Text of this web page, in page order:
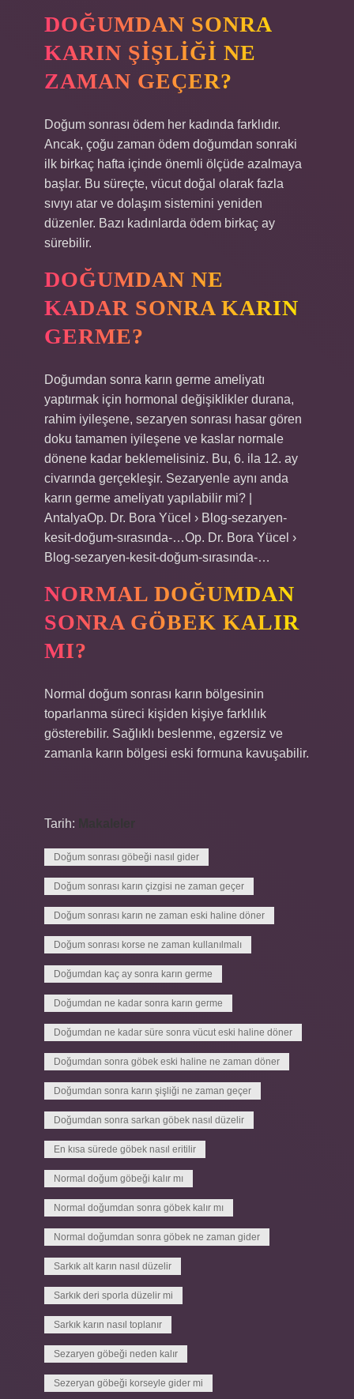
DOĞUMDAN SONRA
KARIN ŞIŞLIĞI NE
ZAMAN GEÇER?
Doğum sonrası ödem her kadında farklıdır.
Ancak, çoğu zaman ödem doğumdan sonraki
ilk birkaç hafta içinde önemli ölçüde azalmaya
başlar. Bu süreçte, vücut doğal olarak fazla
sıvıyı atar ve dolaşım sistemini yeniden
düzenler. Bazı kadınlarda ödem birkaç ay
sürebilir.
DOĞUMDAN NE
KADAR SONRA KARIN
GERME?
Doğumdan sonra karın germe ameliyatı
yaptırmak için hormonal değişiklikler durana,
rahim iyileşene, sezaryen sonrası hasar gören
doku tamamen iyileşene ve kaslar normale
dönene kadar beklemelisiniz. Bu, 6. ila 12. ay
civarında gerçekleşir. Sezaryenle aynı anda
karın germe ameliyatı yapılabilir mi? |
AntalyaOp. Dr. Bora Yücel › Blog-sezaryen-
kesit-doğum-sırasında-…Op. Dr. Bora Yücel ›
Blog-sezaryen-kesit-doğum-sırasında-…
NORMAL DOĞUMDAN
SONRA GÖBEK KALIR
MI?
Normal doğum sonrası karın bölgesinin
toparlanma süreci kişiden kişiye farklılık
gösterebilir. Sağlıklı beslenme, egzersiz ve
zamanla karın bölgesi eski formuna kavuşabilir.
Tarih:
Doğum sonrası göbeği nasıl gider
Doğum sonrası karın çizgisi ne zaman geçer
Doğum sonrası karın ne zaman eski haline döner
Doğum sonrası korse ne zaman kullanılmalı
Doğumdan kaç ay sonra karın germe
Doğumdan ne kadar sonra karın germe
Doğumdan ne kadar süre sonra vücut eski haline döner
Doğumdan sonra göbek eski haline ne zaman döner
Doğumdan sonra karın şişliği ne zaman geçer
Doğumdan sonra sarkan göbek nasıl düzelir
En kısa sürede göbek nasıl eritilir
Normal doğum göbeği kalır mı
Normal doğumdan sonra göbek kalır mı
Normal doğumdan sonra göbek ne zaman gider
Sarkık alt karın nasıl düzelir
Sarkık deri sporla düzelir mi
Sarkık karın nasıl toplanır
Sezaryen göbeği neden kalır
Sezeryan göbeği korseyle gider mi